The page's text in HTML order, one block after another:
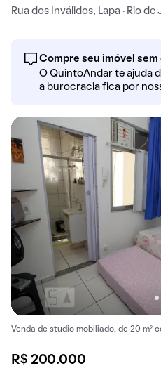
Rua dos Inválidos, Lapa · Rio de
Compre seu imóvel
O QuintoAndar te ajuda
a burocracia fica por
Venda de studio mobiliado, de 20 m²
R$ 200.000